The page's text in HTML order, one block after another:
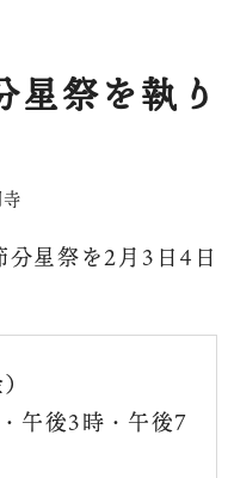
祭を執り
星祭を2月3日4日
午後3時・午後7